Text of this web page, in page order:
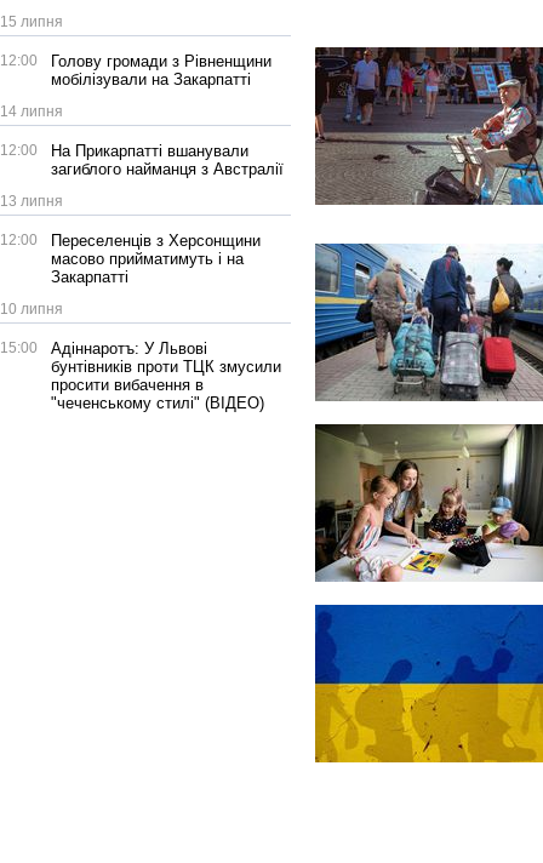
15 липня
12:00
Голову громади з Рівненщини
мобілізували на Закарпатті
14 липня
12:00
На Прикарпатті вшанували
загиблого найманця з Австралії
13 липня
12:00
Переселенців з Херсонщини
масово прийматимуть і на
Закарпатті
10 липня
15:00
Адіннаротъ: У Львові
бунтівників проти ТЦК змусили
просити вибачення в
"чеченському стилі" (ВІДЕО)